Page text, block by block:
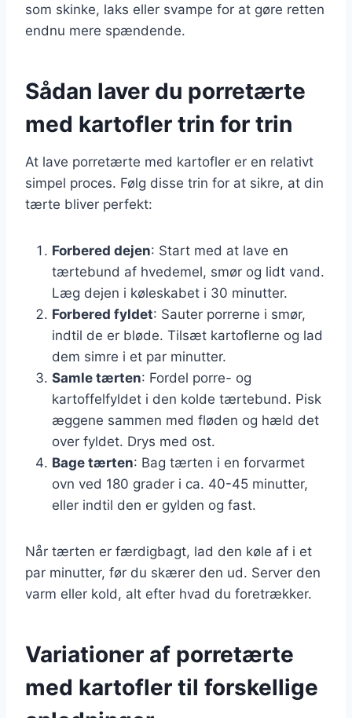
som skinke, laks eller svampe for at gøre retten
endnu mere spændende.
Sådan laver du porretærte
med kartofler trin for trin
At lave porretærte med kartofler er en relativt
simpel proces. Følg disse trin for at sikre, at din
tærte bliver perfekt:
Forbered dejen: Start med at lave en
tærtebund af hvedemel, smør og lidt vand.
Læg dejen i køleskabet i 30 minutter.
Forbered fyldet: Sauter porrerne i smør,
indtil de er bløde. Tilsæt kartoflerne og lad
dem simre i et par minutter.
Samle tærten: Fordel porre- og
kartoffelfyldet i den kolde tærtebund. Pisk
æggene sammen med fløden og hæld det
over fyldet. Drys med ost.
Bage tærten: Bag tærten i en forvarmet
ovn ved 180 grader i ca. 40-45 minutter,
eller indtil den er gylden og fast.
Når tærten er færdigbagt, lad den køle af i et
par minutter, før du skærer den ud. Server den
varm eller kold, alt efter hvad du foretrækker.
Variationer af porretærte
med kartofler til forskellige